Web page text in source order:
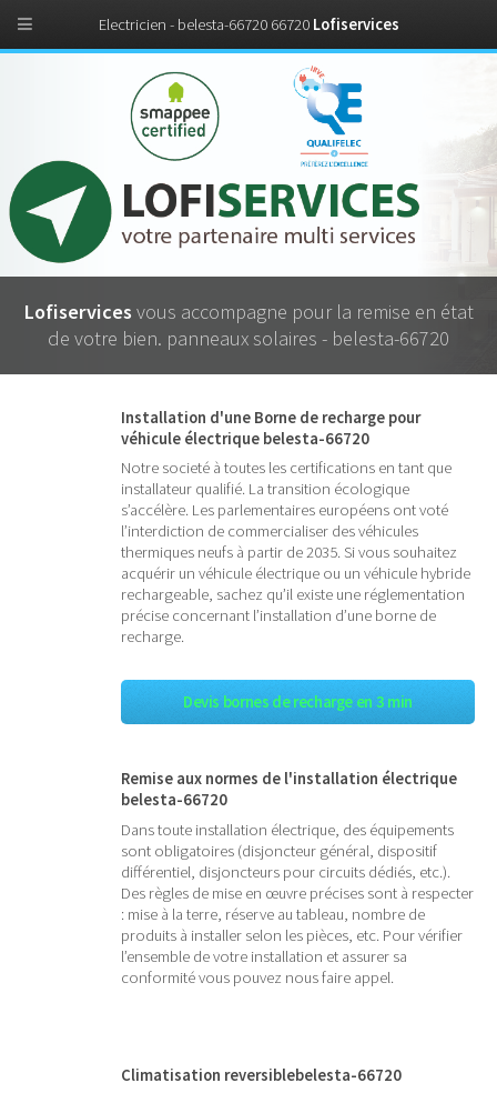
Lofiservices vous accompagne pour la remise en état
de votre bien. panneaux solaires - belesta-66720
Installation d'une Borne de recharge pour
véhicule électrique belesta-66720
Notre societé à toutes les certifications en tant que
installateur qualifié. La transition écologique
s’accélère. Les parlementaires européens ont voté
l’interdiction de commercialiser des véhicules
thermiques neufs à partir de 2035. Si vous souhaitez
acquérir un véhicule électrique ou un véhicule hybride
rechargeable, sachez qu’il existe une réglementation
précise concernant l’installation d’une borne de
recharge.
Devis bornes de recharge en 3 min
Remise aux normes de l'installation électrique
belesta-66720
Dans toute installation électrique, des équipements
sont obligatoires (disjoncteur général, dispositif
différentiel, disjoncteurs pour circuits dédiés, etc.).
Des règles de mise en œuvre précises sont à respecter
: mise à la terre, réserve au tableau, nombre de
produits à installer selon les pièces, etc. Pour vérifier
l’ensemble de votre installation et assurer sa
conformité vous pouvez nous faire appel.
Climatisation reversiblebelesta-66720
Electricien - belesta-66720 66720Lofiservices